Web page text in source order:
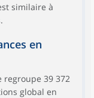
similaire à
en
regroupe 39 372
global en